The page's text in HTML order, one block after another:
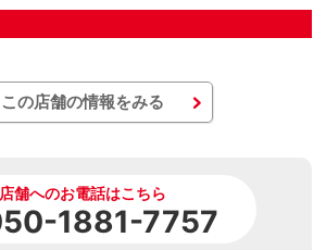
この店舗の情報をみる
店舗へのお電話はこちら
1881-7757